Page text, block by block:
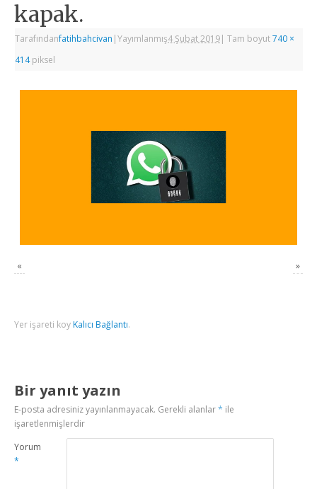
kapak.
Tarafındanfatihbahcivan |Yayımlanmış4 Şubat 2019| Tam boyut740 ×
414piksel
« »
Yer işareti koy Kalıcı Bağlantı.
Bir yanıt yazın
E-posta adresiniz yayınlanmayacak. Gerekli alanlar* ile
işaretlenmişlerdir
Yorum
*